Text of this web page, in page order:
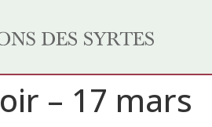
– 17 mars